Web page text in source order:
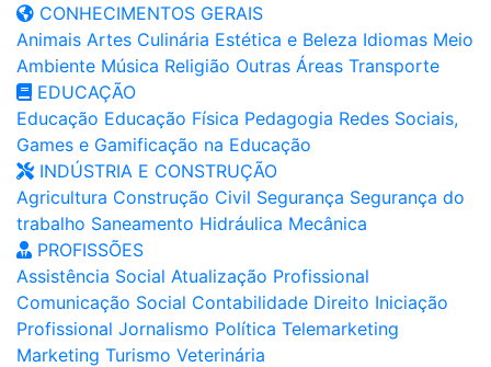
CONHECIMENTOS GERAIS
Animais Artes Culinária Estética e Beleza Idiomas Meio
Ambiente Música Religião Outras Áreas Transporte
EDUCAÇÃO
Educação Educação Física Pedagogia Redes Sociais,
Games e Gamificação na Educação
INDÚSTRIA E CONSTRUÇÃO
Agricultura Construção Civil Segurança Segurança do
trabalho Saneamento Hidráulica Mecânica
PROFISSÕES
Assistência Social Atualização Profissional
Comunicação Social Contabilidade Direito Iniciação
Profissional Jornalismo Política Telemarketing
Marketing Turismo Veterinária